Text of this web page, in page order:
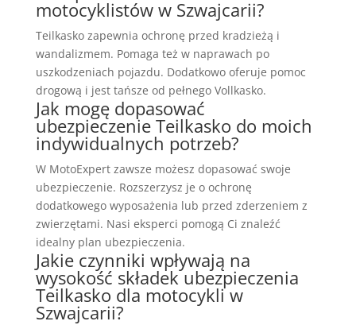
motocyklistów w Szwajcarii?
Teilkasko zapewnia ochronę przed kradzieżą i
wandalizmem. Pomaga też w naprawach po
uszkodzeniach pojazdu. Dodatkowo oferuje pomoc
drogową i jest tańsze od pełnego Vollkasko.
Jak mogę dopasować
ubezpieczenie Teilkasko do moich
indywidualnych potrzeb?
W MotoExpert zawsze możesz dopasować swoje
ubezpieczenie. Rozszerzysz je o ochronę
dodatkowego wyposażenia lub przed zderzeniem z
zwierzętami. Nasi eksperci pomogą Ci znaleźć
idealny plan ubezpieczenia.
Jakie czynniki wpływają na
wysokość składek ubezpieczenia
Teilkasko dla motocykli w
Szwajcarii?